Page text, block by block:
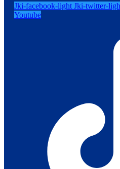
Jki-facebook-light Jki-twitter-
Youtube